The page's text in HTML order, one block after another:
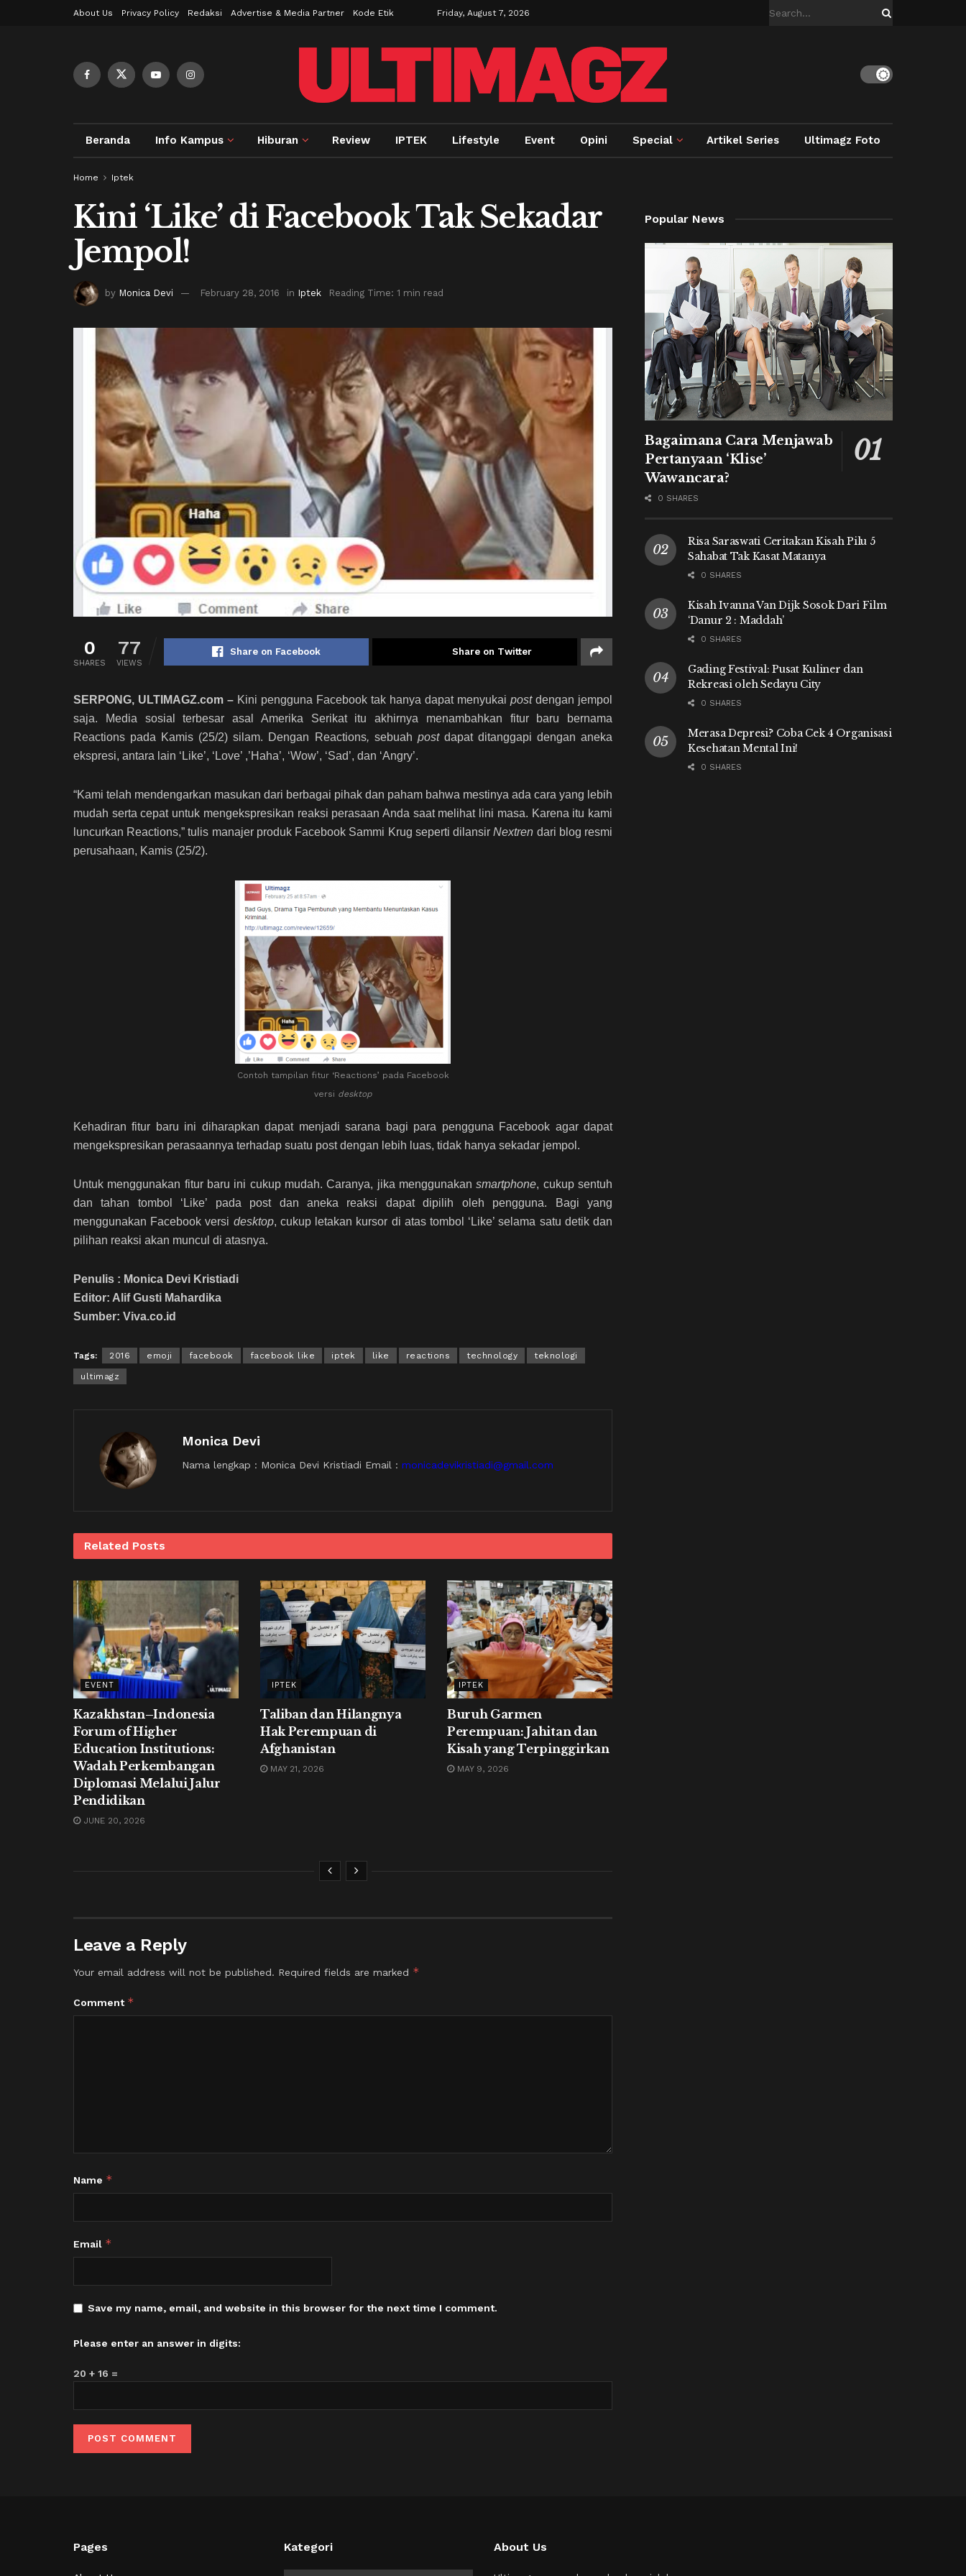
About Us Privacy Policy Redaksi Advertise & Media Partner Kode Etik Friday, August 7, 2026
Beranda Info Kampus Hiburan Review IPTEK Lifestyle Event Opini Special Artikel Series Ultimagz Foto
Home Iptek
Kini ‘Like’ di Facebook Tak Sekadar
Jempol!
by Monica Devi February 28, 2016 in Iptek Reading Time: 1 min read
0
SHARES
77
VIEWS
Share on Facebook Share on Twitter
SERPONG, ULTIMAGZ.com – Kini pengguna Facebook tak hanya dapat menyukai post dengan jempol
saja. Media sosial terbesar asal Amerika Serikat itu akhirnya menambahkan fitur baru bernama
Reactions pada Kamis (25/2) silam. Dengan Reactions, sebuah post dapat ditanggapi dengan aneka
ekspresi, antara lain ‘Like’, ‘Love’ ,’Haha’, ‘Wow’, ‘Sad’, dan ‘Angry’.
“Kami telah mendengarkan masukan dari berbagai pihak dan paham bahwa mestinya ada cara yang lebih
mudah serta cepat untuk mengekspresikan reaksi perasaan Anda saat melihat lini masa. Karena itu kami
luncurkan Reactions,” tulis manajer produk Facebook Sammi Krug seperti dilansirNextren dari blog resmi
perusahaan, Kamis (25/2).
Contoh tampilan fitur ‘Reactions’ pada Facebook
versi desktop
Kehadiran fitur baru ini diharapkan dapat menjadi sarana bagi para pengguna Facebook agar dapat
mengekspresikan perasaannya terhadap suatu post dengan lebih luas, tidak hanya sekadar jempol.
Untuk menggunakan fitur baru ini cukup mudah. Caranya, jika menggunakansmartphone, cukup sentuh
dan tahan tombol ‘Like’ pada post dan aneka reaksi dapat dipilih oleh pengguna. Bagi yang
menggunakan Facebook versi desktop, cukup letakan kursor di atas tombol ‘Like’ selama satu detik dan
pilihan reaksi akan muncul di atasnya.
Penulis : Monica Devi Kristiadi
Editor: Alif Gusti Mahardika
Sumber: Viva.co.id
Tags: 2016 emoji facebook facebook like iptek like reactions technology teknologi
ultimagz
Monica Devi
Nama lengkap : Monica Devi Kristiadi Email : monicadevikristiadi@gmail.com
Related Posts
EVENT
Kazakhstan–Indonesia
Forum of Higher
Education Institutions:
Wadah Perkembangan
Diplomasi Melalui Jalur
Pendidikan
JUNE 20, 2026
IPTEK
Taliban dan Hilangnya
Hak Perempuan di
Afghanistan
MAY 21, 2026
IPTEK
Buruh Garmen
Perempuan: Jahitan dan
Kisah yang Terpinggirkan
MAY 9, 2026
Leave a Reply
Your email address will not be published. Required fields are marked *
Comment *
Name *
Email *
Save my name, email, and website in this browser for the next time I comment.
Please enter an answer in digits:
20 + 16 =
Popular News
Bagaimana Cara Menjawab
Pertanyaan ‘Klise’
Wawancara?
0 SHARES
Risa Saraswati Ceritakan Kisah Pilu 5
Sahabat Tak Kasat Matanya
0 SHARES
Kisah Ivanna Van Dijk Sosok Dari Film
‘Danur 2 : Maddah’
0 SHARES
Gading Festival: Pusat Kuliner dan
Rekreasi oleh Sedayu City
0 SHARES
Merasa Depresi? Coba Cek 4 Organisasi
Kesehatan Mental Ini!
0 SHARES
Pages Kategori About Us